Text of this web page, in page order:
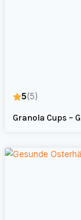
5(5)
Granola Cups –